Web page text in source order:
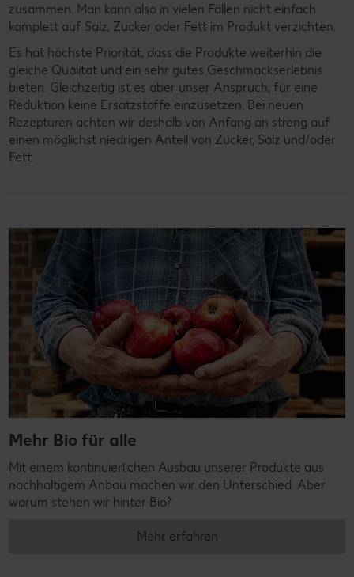
zusammen. Man kann also in vielen Fällen nicht einfach
komplett auf Salz, Zucker oder Fett im Produkt verzichten.
Es hat höchste Priorität, dass die Produkte weiterhin die
gleiche Qualität und ein sehr gutes Geschmackserlebnis
bieten. Gleichzeitig ist es aber unser Anspruch, für eine
Reduktion keine Ersatzstoffe einzusetzen. Bei neuen
Rezepturen achten wir deshalb von Anfang an streng auf
einen möglichst niedrigen Anteil von Zucker, Salz und/oder
Fett.
Mehr Bio für alle
Mit einem kontinuierlichen Ausbau unserer Produkte aus
nachhaltigem Anbau machen wir den Unterschied. Aber
warum stehen wir hinter Bio?
Mehr erfahren